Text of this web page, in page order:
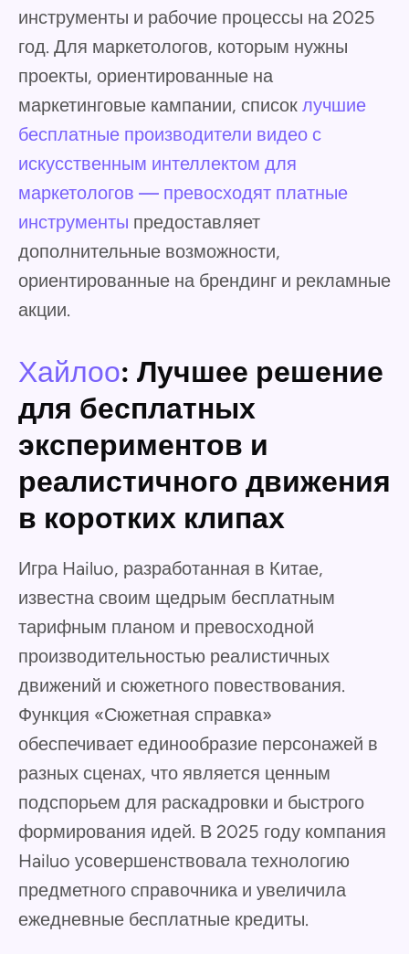
инструменты и рабочие процессы на 2025
год. Для маркетологов, которым нужны
проекты, ориентированные на
маркетинговые кампании, список лучшие
бесплатные производители видео с
искусственным интеллектом для
маркетологов — превосходят платные
инструменты предоставляет
дополнительные возможности,
ориентированные на брендинг и рекламные
акции.
Хайлоо: Лучшее решение
для бесплатных
экспериментов и
реалистичного движения
в коротких клипах
Игра Hailuo, разработанная в Китае,
известна своим щедрым бесплатным
тарифным планом и превосходной
производительностью реалистичных
движений и сюжетного повествования.
Функция «Сюжетная справка»
обеспечивает единообразие персонажей в
разных сценах, что является ценным
подспорьем для раскадровки и быстрого
формирования идей. В 2025 году компания
Hailuo усовершенствовала технологию
предметного справочника и увеличила
ежедневные бесплатные кредиты.